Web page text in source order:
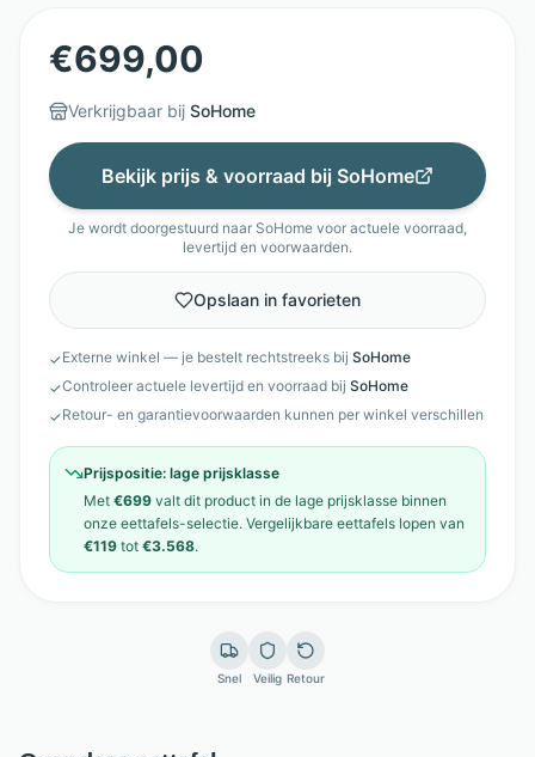
€699,00
Verkrijgbaar bij SoHome
Bekijk prijs & voorraad bij SoHome
Je wordt doorgestuurd naar SoHome voor actuele voorraad,
levertijd en voorwaarden.
Opslaan in favorieten
✓Externe winkel — je bestelt rechtstreeks bij SoHome
✓Controleer actuele levertijd en voorraad bij SoHome
✓Retour- en garantievoorwaarden kunnen per winkel verschillen
Prijspositie: lage prijsklasse
Met €699 valt dit product in de lage prijsklasse binnen
onze eettafels-selectie. Vergelijkbare eettafels lopen van
€119 tot €3.568.
Snel Veilig Retour